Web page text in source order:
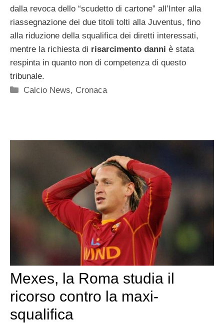
dalla revoca dello “scudetto di cartone” all’Inter alla
riassegnazione dei due titoli tolti alla Juventus, fino
alla riduzione della squalifica dei diretti interessati,
mentre la richiesta di risarcimento danni è stata
respinta in quanto non di competenza di questo
tribunale.
Categorie
Calcio News, Cronaca
Mexes, la Roma studia il
ricorso contro la maxi-
squalifica